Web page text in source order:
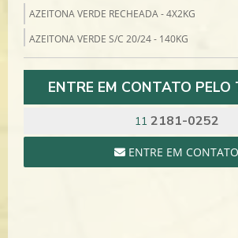
AZEITONA VERDE RECHEADA - 4X2KG
AZEITONA VERDE S/C 20/24 - 140KG
AZEITONA VERDE SEM CAROÇO - 14KG
BACALHAU COD 10/1 MORHUA 7/8 NILS
BACALHAU PORTO 11/15 MORHUA SCAN MAR
ENTRE EM CONTATO PELO
11 2181-0252
ENTRE EM CONTATO